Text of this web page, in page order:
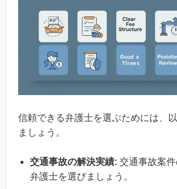
信頼できる弁護士を選ぶためには、
ましょう。
交通事故の解決実績: 交通事故案
弁護士を選びましょう。